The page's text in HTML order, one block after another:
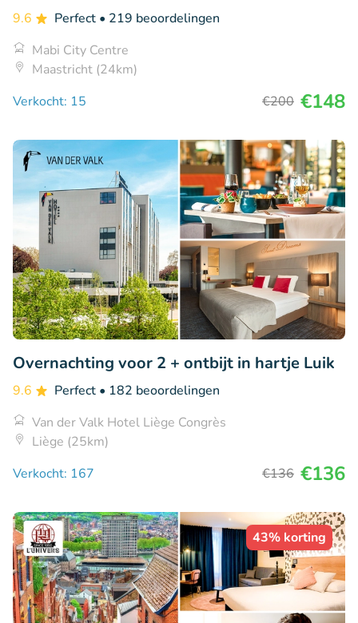
9.6 Perfect • 219 beoordelingen
Mabi City Centre
Maastricht (24km)
Verkocht: 15
€200 €148
Overnachting voor 2 + ontbijt in hartje Luik
9.6 Perfect • 182 beoordelingen
Van der Valk Hotel Liège Congrès
Liège (25km)
Verkocht: 167
€136 €136
43% korting